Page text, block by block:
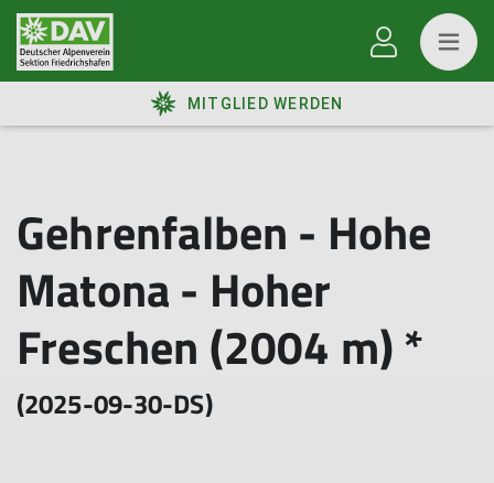
MITGLIED WERDEN
Gehrenfalben - Hohe
Matona - Hoher
Freschen (2004 m) *
(2025-09-30-DS)